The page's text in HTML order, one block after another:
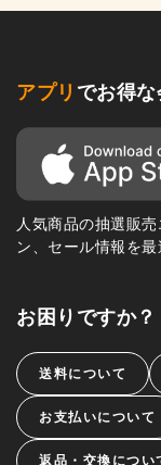
アプリ でお得
人気商品の抽選販
ン、セール情報を最
お困りですか？
送料について
お支払いについて
返品・交換につい